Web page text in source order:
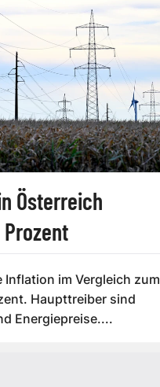
Österreich
Inflation im Vergleich zum
Haupttreiber sind
Energiepreise....